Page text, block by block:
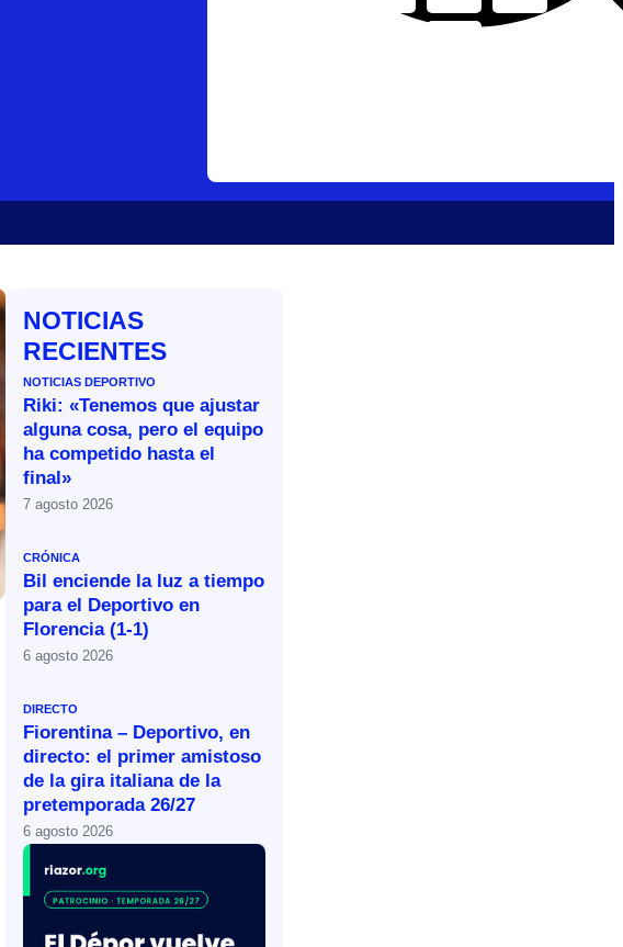
NOTICIAS
RECIENTES
NOTICIAS DEPORTIVO
Riki: «Tenemos que ajustar
alguna cosa, pero el equipo
ha competido hasta el
final»
7 agosto 2026
CRÓNICA
Bil enciende la luz a tiempo
para el Deportivo en
Florencia (1-1)
6 agosto 2026
DIRECTO
Fiorentina – Deportivo, en
directo: el primer amistoso
de la gira italiana de la
pretemporada 26/27
6 agosto 2026